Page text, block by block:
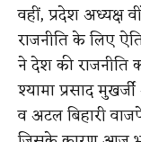
वहीं, प्रदेश अध्यक्ष
राजनीति के लिए
ने देश की राजनीति
श्यामा प्रसाद
व अटल बिहारी